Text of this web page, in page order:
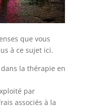
que vous
à ce sujet ici.
la thérapie en
par
associés à la